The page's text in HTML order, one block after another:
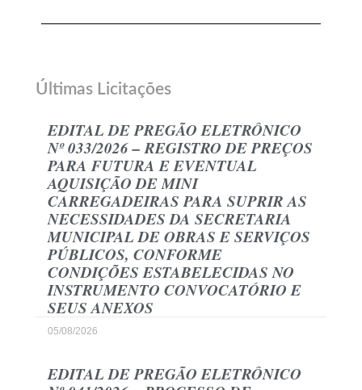
Últimas Licitações
EDITAL DE PREGÃO ELETRÔNICO
Nº 033/2026 – REGISTRO DE PREÇOS
PARA FUTURA E EVENTUAL
AQUISIÇÃO DE MINI
CARREGADEIRAS PARA SUPRIR AS
NECESSIDADES DA SECRETARIA
MUNICIPAL DE OBRAS E SERVIÇOS
PÚBLICOS, CONFORME
CONDIÇÕES ESTABELECIDAS NO
INSTRUMENTO CONVOCATÓRIO E
SEUS ANEXOS
05/08/2026
EDITAL DE PREGÃO ELETRÔNICO